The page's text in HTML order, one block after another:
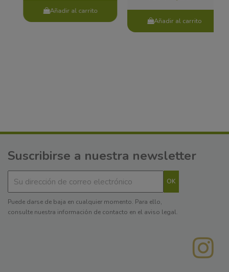
Añadir al carrito
Añadir al carrito
Suscribirse a nuestra newsletter
Puede darse de baja en cualquier momento. Para ello,
consulte nuestra información de contacto en el aviso legal.